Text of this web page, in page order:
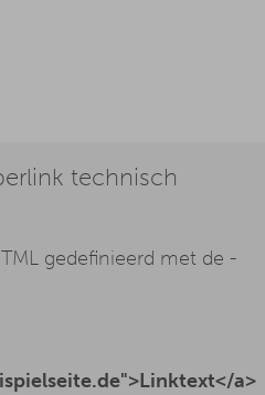
technisch
gedefinieerd met de -
a>